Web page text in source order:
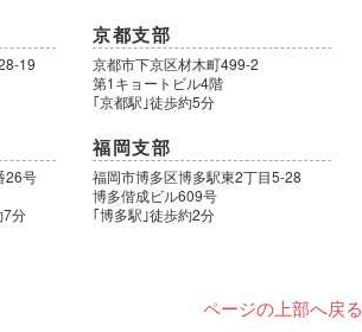
19
京都支部
京都市下京区材木町499-2
第1キョートビル4階
｢京都駅｣徒歩約5分
26号
7分
福岡支部
福岡市博多区博多駅東2丁目5-28
博多偕成ビル609号
｢博多駅｣徒歩約2分
ページの上部へ戻る